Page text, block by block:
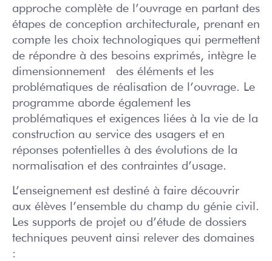
approche complète de l’ouvrage en partant des
étapes de conception architecturale, prenant en
compte les choix technologiques qui permettent
de répondre à des besoins exprimés, intègre le
dimensionnement des éléments et les
problématiques de réalisation de l’ouvrage. Le
programme aborde également les
problématiques et exigences liées à la vie de la
construction au service des usagers et en
réponses potentielles à des évolutions de la
normalisation et des contraintes d’usage.
L’enseignement est destiné à faire découvrir
aux élèves l’ensemble du champ du génie civil.
Les supports de projet ou d’étude de dossiers
techniques peuvent ainsi relever des domaines
: